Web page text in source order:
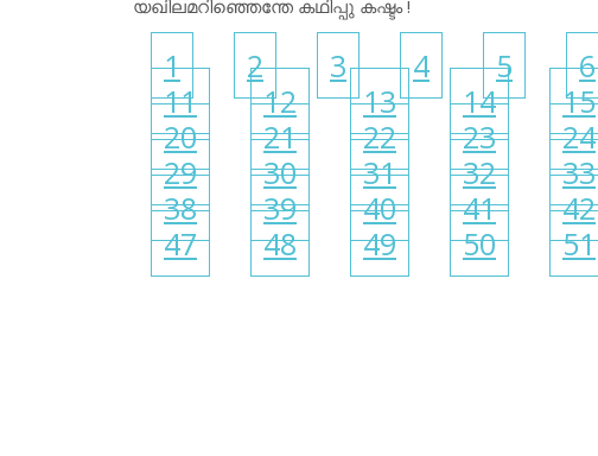
യഖിലമറിഞ്ഞെന്തേ കഥിപ്പു കഷ്ടം !
1 2 3 4 5 6
11
12 13 14 15
20
21 22 23 24
29
30 31 32 33
38
39 40 41 42
47
48 49 50 51